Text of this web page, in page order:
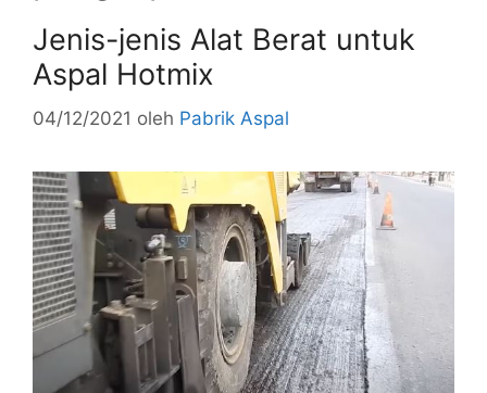
Jenis-jenis Alat Berat untuk
Aspal Hotmix
04/12/2021 oleh Pabrik Aspal